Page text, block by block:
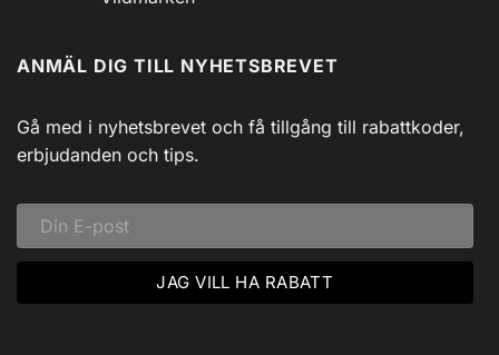
inkl
Siljans
Svadlings
Guidade
Isfiske
i
Dalarna:
Ett
Vinteräventyr
i
ANMÄL DIG TILL NYHETSBREVET
Gå med i nyhetsbrevet och få tillgång till rabattkoder,
erbjudanden och tips.